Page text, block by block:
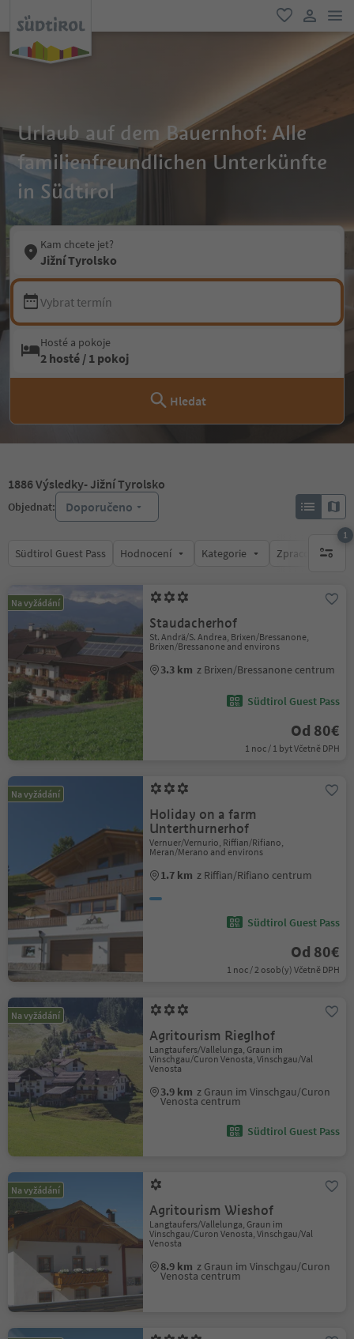
oblíbené
Urlaub auf dem Bauernhof: Alle
familienfreundlichen Unterkünfte
in Südtirol
Kam chcete jet?
Jižní Tyrolsko
Vybrat termín
Hosté a pokoje
2 hosté / 1 pokoj
Hledat
1886Výsledky- Jižní Tyrolsko
Objednat: Doporučeno
Südtirol Guest Pass Hodnocení Kategorie Zpracovává
1
1
Na vyžádání
Staudacherhof
St. Andrä/S. Andrea, Brixen/Bressanone,
Brixen/Bressanone and environs
3.3 km z Brixen/Bressanone centrum
Südtirol Guest Pass
Od 80€
1 noc / 1 byt Včetně DPH
Na vyžádání
Holiday on a farm
Unterthurnerhof
Vernuer/Vernurio, Riffian/Rifiano,
Meran/Merano and environs
1.7 km z Riffian/Rifiano centrum
Südtirol Guest Pass
Od 80€
1 noc / 2 osob(y) Včetně DPH
Na vyžádání
Agritourism Rieglhof
Langtaufers/Vallelunga, Graun im
Vinschgau/Curon Venosta, Vinschgau/Val
Venosta
3.9 km z Graun im Vinschgau/Curon
Venosta centrum
Südtirol Guest Pass
Na vyžádání
Agritourism Wieshof
Langtaufers/Vallelunga, Graun im
Vinschgau/Curon Venosta, Vinschgau/Val
Venosta
8.9 km z Graun im Vinschgau/Curon
Venosta centrum